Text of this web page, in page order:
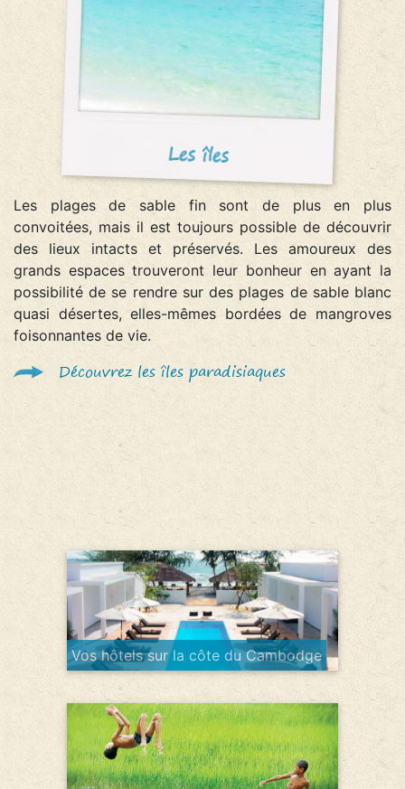
Les îles
Les plages de sable fin sont de plus en plus
convoitées, mais il est toujours possible de découvrir
des lieux intacts et préservés. Les amoureux des
grands espaces trouveront leur bonheur en ayant la
possibilité de se rendre sur des plages de sable blanc
quasi désertes, elles-mêmes bordées de mangroves
foisonnantes de vie.
Découvrez les îles paradisiaques
Vos hôtels sur la côte du Cambodge